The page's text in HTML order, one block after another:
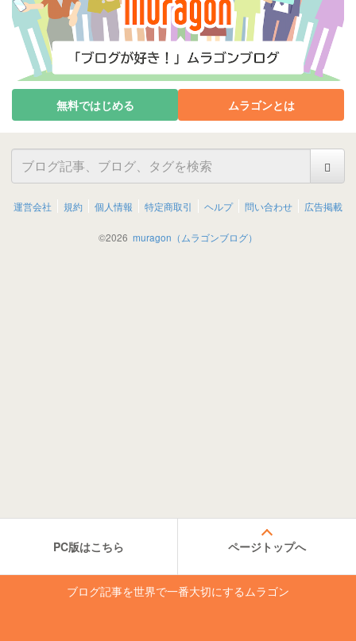
無料ではじめる ムラゴンとは
運営会社 規約 個人情報 特定商取引 ヘルプ 問い合わせ 広告掲載
©2026 muragon（ムラゴンブログ）
PC版はこちら ページトップへ
ブログ記事を世界で一番大切にするムラゴン